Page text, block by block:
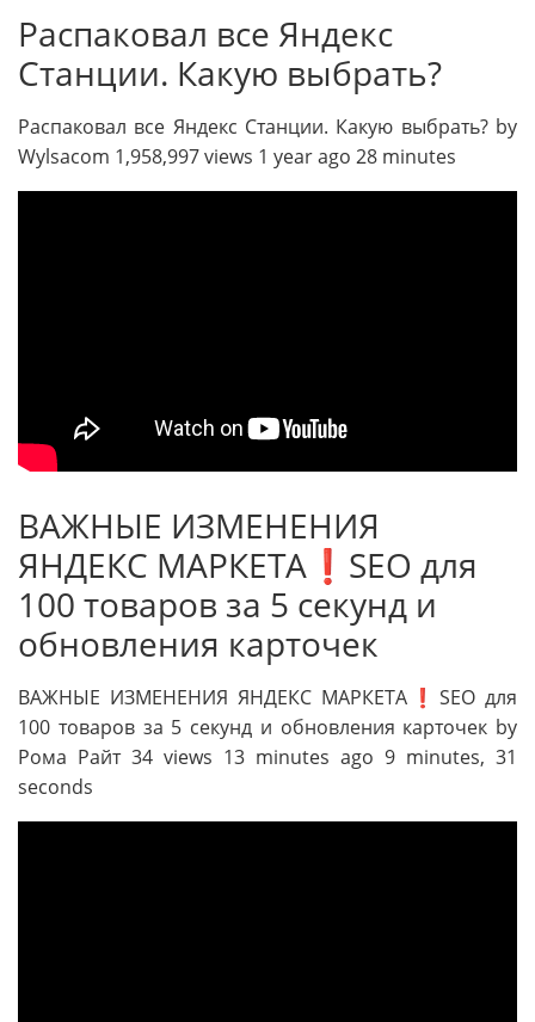
Распаковал все Яндекс
Станции. Какую выбрать?
Распаковал все Яндекс Станции. Какую выбрать? by
Wylsacom 1,958,997 views 1 year ago 28 minutes
ВАЖНЫЕ ИЗМЕНЕНИЯ
ЯНДЕКС МАРКЕТА❗️SEO для
100 товаров за 5 секунд и
обновления карточек
ВАЖНЫЕ ИЗМЕНЕНИЯ ЯНДЕКС МАРКЕТА❗️SEO для
100 товаров за 5 секунд и обновления карточек by
Рома Райт 34 views 13 minutes ago 9 minutes, 31
seconds